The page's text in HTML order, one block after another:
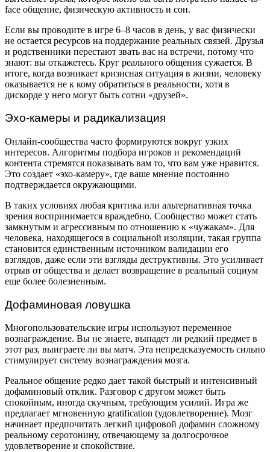
face общение, физическую активность и сон.
Если вы проводите в игре 6–8 часов в день, у вас физически
не остается ресурсов на поддержание реальных связей. Друзья
и родственники перестают звать вас на встречи, потому что
знают: вы откажетесь. Круг реального общения сужается. В
итоге, когда возникает кризисная ситуация в жизни, человеку
оказывается не к кому обратиться в реальности, хотя в
дискорде у него могут быть сотни «друзей».
Эхо-камеры и радикализация
Онлайн-сообщества часто формируются вокруг узких
интересов. Алгоритмы подбора игроков и рекомендаций
контента стремятся показывать вам то, что вам уже нравится.
Это создает «эхо-камеру», где ваше мнение постоянно
подтверждается окружающими.
В таких условиях любая критика или альтернативная точка
зрения воспринимается враждебно. Сообщество может стать
замкнутым и агрессивным по отношению к «чужакам». Для
человека, находящегося в социальной изоляции, такая группа
становится единственным источником валидации его
взглядов, даже если эти взгляды деструктивны. Это усиливает
отрыв от общества и делает возвращение в реальный социум
еще более болезненным.
Дофаминовая ловушка
Многопользовательские игры используют переменное
вознаграждение. Вы не знаете, выпадет ли редкий предмет в
этот раз, выиграете ли вы матч. Эта непредсказуемость сильно
стимулирует систему вознаграждения мозга.
Реальное общение редко дает такой быстрый и интенсивный
дофаминовый отклик. Разговор с другом может быть
спокойным, иногда скучным, требующим усилий. Игра же
предлагает мгновенную gratification (удовлетворение). Мозг
начинает предпочитать легкий цифровой дофамин сложному
реальному серотонину, отвечающему за долгосрочное
удовлетворение и спокойствие.